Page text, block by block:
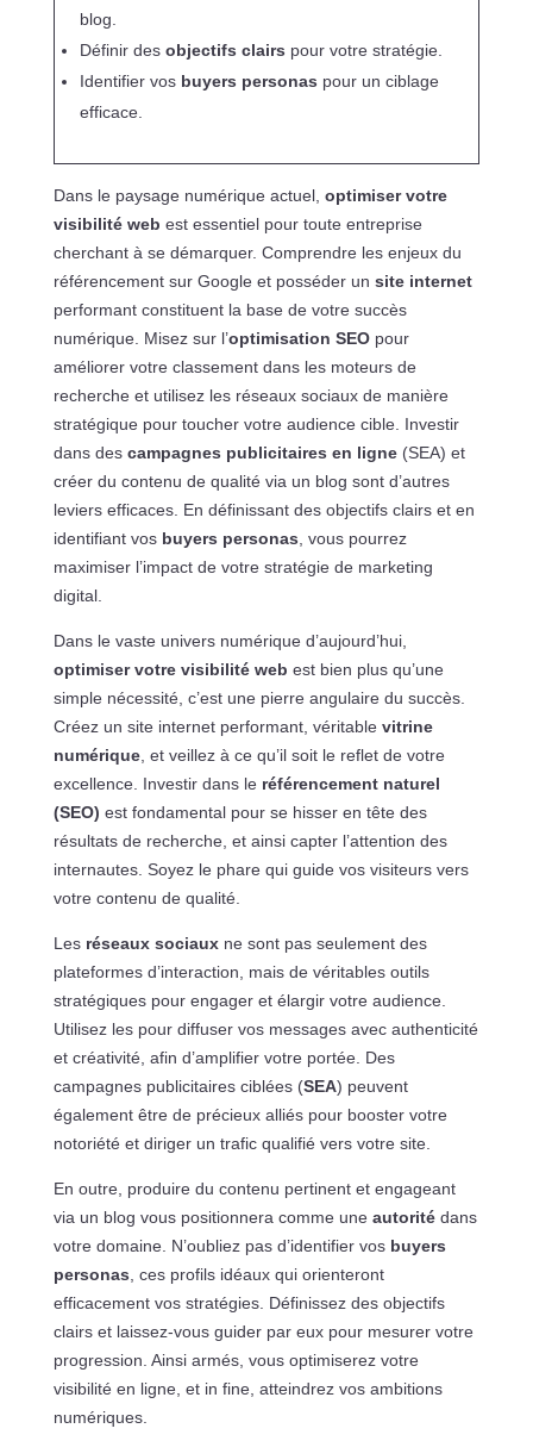
blog.
Définir des objectifs clairs pour votre stratégie.
Identifier vos buyers personas pour un ciblage
efficace.
Dans le paysage numérique actuel, optimiser votre
visibilité web est essentiel pour toute entreprise
cherchant à se démarquer. Comprendre les enjeux du
référencement sur Google et posséder un site internet
performant constituent la base de votre succès
numérique. Misez sur l’optimisation SEOpour
améliorer votre classement dans les moteurs de
recherche et utilisez les réseaux sociaux de manière
stratégique pour toucher votre audience cible. Investir
dans des campagnes publicitaires en ligne(SEA) et
créer du contenu de qualité via un blog sont d’autres
leviers efficaces. En définissant des objectifs clairs et en
identifiant vos buyers personas , vous pourrez
maximiser l’impact de votre stratégie de marketing
digital.
Dans le vaste univers numérique d’aujourd’hui,
optimiser votre visibilité web est bien plus qu’une
simple nécessité, c’est une pierre angulaire du succès.
Créez un site internet performant, véritable vitrine
numérique, et veillez à ce qu’il soit le reflet de votre
excellence. Investir dans le référencement naturel
(SEO) est fondamental pour se hisser en tête des
résultats de recherche, et ainsi capter l’attention des
internautes. Soyez le phare qui guide vos visiteurs vers
votre contenu de qualité.
Les réseaux sociauxne sont pas seulement des
plateformes d’interaction, mais de véritables outils
stratégiques pour engager et élargir votre audience.
Utilisez les pour diffuser vos messages avec authenticité
et créativité, afin d’amplifier votre portée. Des
campagnes publicitaires ciblées (SEA) peuvent
également être de précieux alliés pour booster votre
notoriété et diriger un trafic qualifié vers votre site.
En outre, produire du contenu pertinent et engageant
via un blog vous positionnera comme une autoritédans
votre domaine. N’oubliez pas d’identifier vos buyers
personas , ces profils idéaux qui orienteront
efficacement vos stratégies. Définissez des objectifs
clairs et laissez-vous guider par eux pour mesurer votre
progression. Ainsi armés, vous optimiserez votre
visibilité en ligne, et in fine, atteindrez vos ambitions
numériques.